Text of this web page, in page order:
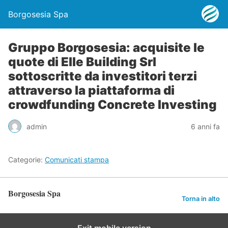
Borgosesia Spa
Gruppo Borgosesia: acquisite le
quote di Elle Building Srl
sottoscritte da investitori terzi
attraverso la piattaforma di
crowdfunding Concrete Investing
admin 6 anni fa
Categorie: Comunicati stampa
Borgosesia Spa Torna in alto